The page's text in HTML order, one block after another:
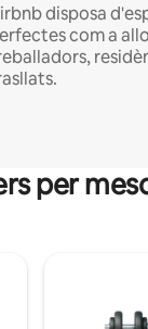
disposa
com a
per